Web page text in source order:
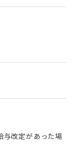
改定があった場